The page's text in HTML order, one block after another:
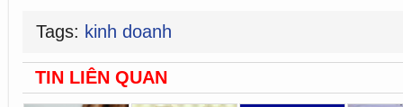
Tags: kinh doanh
TIN LIÊN QUAN